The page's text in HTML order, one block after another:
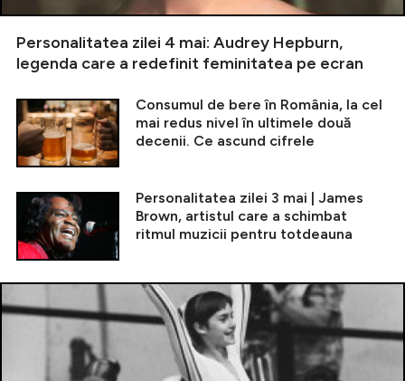
Personalitatea zilei 4 mai: Audrey Hepburn,
legenda care a redefinit feminitatea pe ecran
Consumul de bere în România, la cel
mai redus nivel în ultimele două
decenii. Ce ascund cifrele
Personalitatea zilei 3 mai | James
Brown, artistul care a schimbat
ritmul muzicii pentru totdeauna